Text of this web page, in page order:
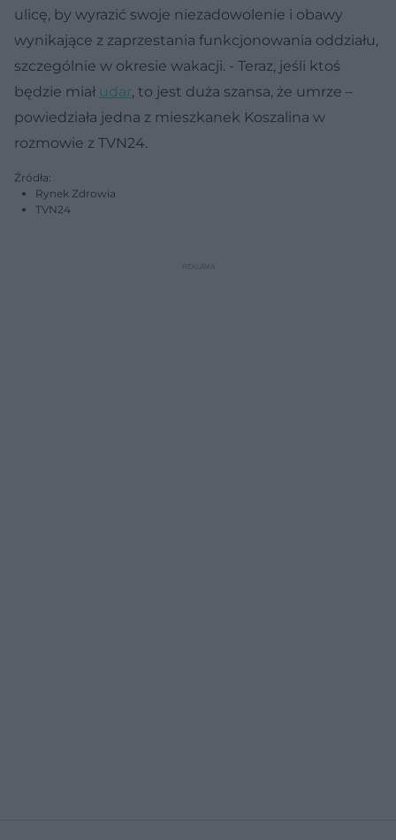
ulicę, by wyrazić swoje niezadowolenie i obawy
wynikające z zaprzestania funkcjonowania oddziału,
szczególnie w okresie wakacji. - Teraz, jeśli ktoś
będzie miał udar, to jest duża szansa, że umrze –
powiedziała jedna z mieszkanek Koszalina w
rozmowie z TVN24.
Źródła:
Rynek Zdrowia
TVN24